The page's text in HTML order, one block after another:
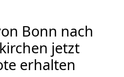
Bonn nach
jetzt
erhalten